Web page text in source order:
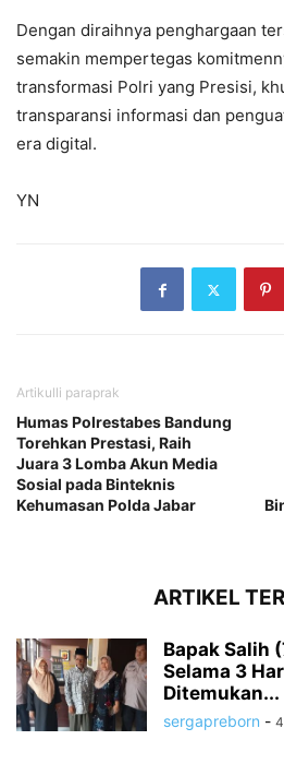
Dengan diraihnya penghargaan
semakin mempertegas
transformasi Polri yang Presisi,
transparansi informasi dan
era digital.
YN
Artikulli paraprak
Humas Polrestabes Bandung
Torehkan Prestasi, Raih
Juara 3 Lomba Akun Media
Sosial pada Binteknis
Kehumasan Polda Jabar
ARTIKEL
Bapak Salih
Selama 3
Ditemukan...
sergapreborn -